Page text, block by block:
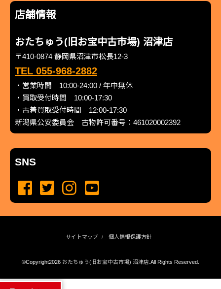
店舗情報
おたちゅう(旧お宝中古市場) 沼津店
〒410-0874 静岡県沼津市松長12-3
TEL 055-968-2882
・営業時間 10:00-24:00 / 年中無休
・買取受付時間 10:00-17:30
・古着買取受付時間 12:00-17:30
新潟県公安委員会 古物許可番号：461020002392
SNS
サイトマップ 個人情報保護方針
©Copyright2026 おたちゅう(旧お宝中古市場) 沼津店.All Rights Reserved.